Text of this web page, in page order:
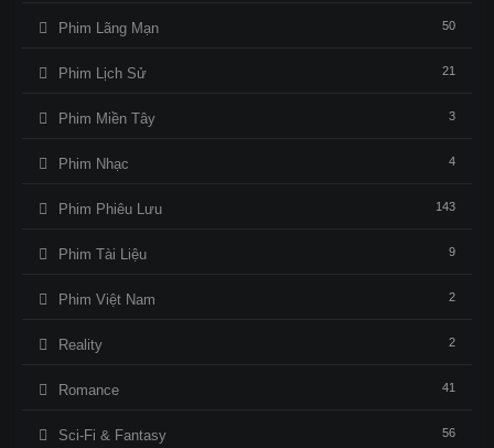
Phim Lãng Mạn 50
Phim Lịch Sử 21
Phim Miền Tây 3
Phim Nhạc 4
Phim Phiêu Lưu 143
Phim Tài Liệu 9
Phim Việt Nam 2
Reality 2
Romance 41
Sci-Fi & Fantasy 56